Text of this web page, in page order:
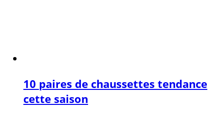
10 paires de chaussettes tendance
cette saison